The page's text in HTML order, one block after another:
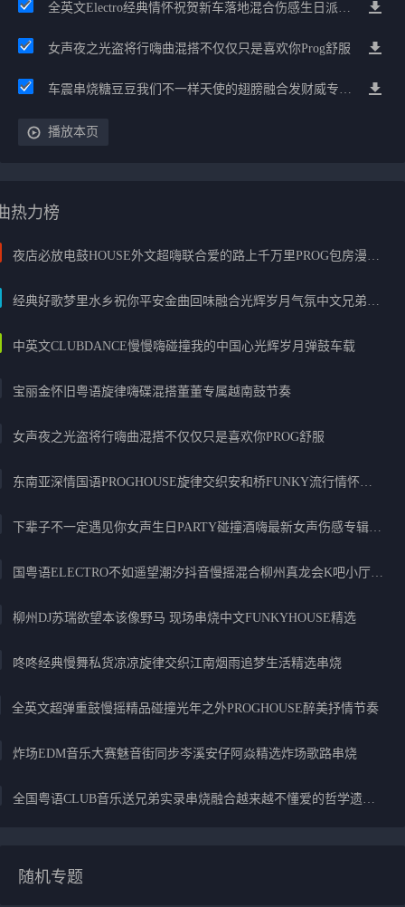
全英文Electro经典情怀祝贺新车落地混合伤感生日派对中文Club串烧
女声夜之光盗将行嗨曲混搭不仅仅只是喜欢你Prog舒服
车震串烧糖豆豆我们不一样天使的翅膀融合发财威专属金边太空仓节奏
播放本页
热力榜
夜店必放电鼓HOUSE外文超嗨联合爱的路上千万里PROG包房漫步上头
经典好歌梦里水乡祝你平安金曲回味融合光辉岁月气氛中文兄弟串烧
中英文CLUBDANCE慢慢嗨碰撞我的中国心光辉岁月弹鼓车载
宝丽金怀旧粤语旋律嗨碟混搭董董专属越南鼓节奏
女声夜之光盗将行嗨曲混搭不仅仅只是喜欢你PROG舒服
东南亚深情国语PROGHOUSE旋律交织安和桥FUNKY流行情怀串烧
下辈子不一定遇见你女声生日PARTY碰撞酒嗨最新女声伤感专辑实录
国粤语ELECTRO不如遥望潮汐抖音慢摇混合柳州真龙会K吧小厅小康混音
柳州DJ苏瑞欲望本该像野马 现场串烧中文FUNKYHOUSE精选
咚咚经典慢舞私货凉凉旋律交织江南烟雨追梦生活精选串烧
全英文超弹重鼓慢摇精品碰撞光年之外PROGHOUSE醉美抒情节奏
炸场EDM音乐大赛魅音街同步岑溪安仔阿焱精选炸场歌路串烧
全国粤语CLUB音乐送兄弟实录串烧融合越来越不懂爱的哲学遗憾专辑
随机专题